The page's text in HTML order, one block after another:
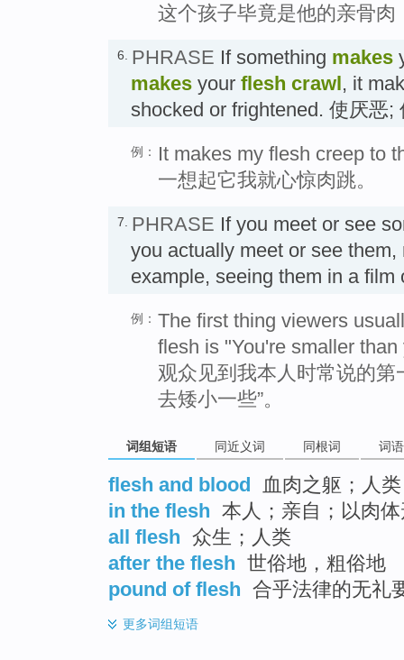
这个孩子毕竟是他的亲骨
6. PHRASE If something makes
makes your flesh crawl, it
shocked or frightened. 使厌恶;
例：
It makes my flesh creep to
一想起它我就心惊肉跳。
7. PHRASE If you meet or see
you actually meet or see them,
example, seeing them in a film
例： The first thing viewers
flesh is "You're smaller
观众见到我本人时常说的第
去矮小一些”。
词组短语 同近义词 同根词 词
flesh and blood
血肉之躯；人
in the flesh 本人；亲自；以肉
all flesh 众生；人类
after the flesh 世俗地，粗俗地
pound of flesh 合乎法律的无礼
更多词组短语